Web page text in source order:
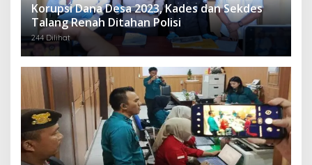
Korupsi Dana Desa 2023, Kades dan Sekdes
Talang Renah Ditahan Polisi
244 Dilihat